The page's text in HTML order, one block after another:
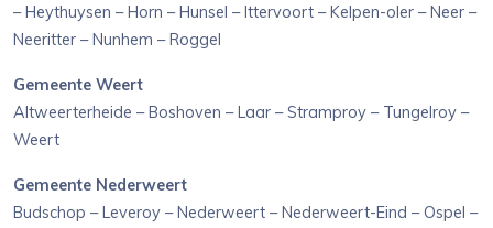
– Heythuysen – Horn – Hunsel – Ittervoort – Kelpen-oler – Neer –
Neeritter – Nunhem – Roggel
Gemeente Weert
Altweerterheide – Boshoven – Laar – Stramproy – Tungelroy –
Weert
Gemeente Nederweert
Budschop – Leveroy – Nederweert – Nederweert-Eind – Ospel –